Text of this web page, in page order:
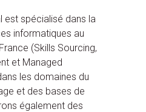
est spécialisé dans la
informatiques au
(Skills Sourcing,
et Managed
les domaines du
et des bases de
également des